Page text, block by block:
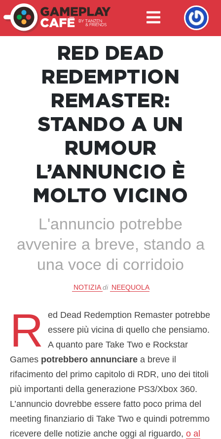
RED DEAD
REDEMPTION
REMASTER:
STANDO A UN
RUMOUR
L’ANNUNCIO È
MOLTO VICINO
L'annuncio potrebbe
avvenire a breve, stando a
una voce di corridoio
NOTIZIA di NEEQUOLA
R
ed Dead Redemption Remaster potrebbe
essere più vicina di quello che pensiamo.
A quanto pare Take Two e Rockstar
Games potrebbero annunciare a breve il
rifacimento del primo capitolo di RDR, uno dei titoli
più importanti della generazione PS3/Xbox 360.
L’annuncio dovrebbe essere fatto poco prima del
meeting finanziario di Take Two e quindi potremmo
ricevere delle notizie anche oggi al riguardo, o al